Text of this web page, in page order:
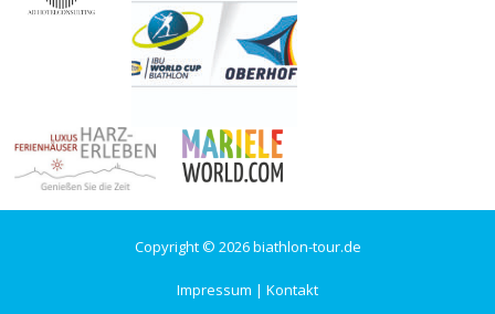
Copyright © 2026 biathlon-tour.de
Impressum | Kontakt